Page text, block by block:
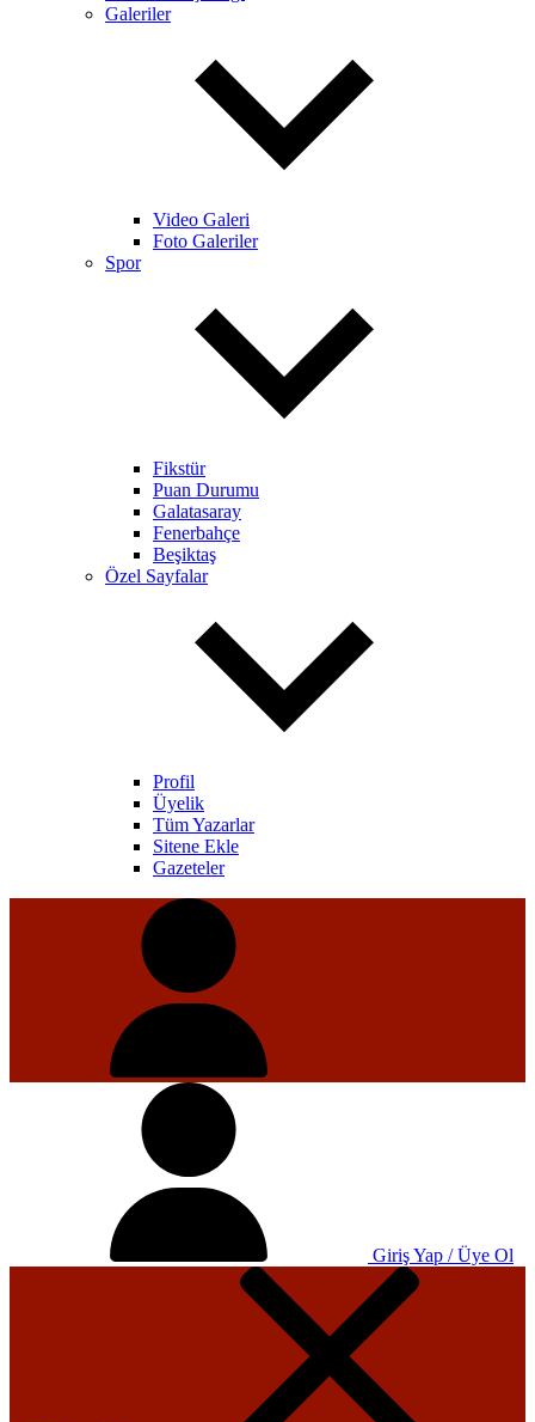
Galeriler
Video Galeri
Foto Galeriler
Spor
Fikstür
Puan Durumu
Galatasaray
Fenerbahçe
Beşiktaş
Özel Sayfalar
Profil
Üyelik
Tüm Yazarlar
Sitene Ekle
Gazeteler
Giriş Yap / Üye Ol